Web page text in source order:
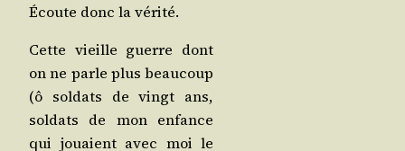
Écoute donc la vérité.
Cette vieille guerre dont
on ne parle plus beau­coup
(ô sol­dats de vingt ans,
sol­dats de mon enfance
qui jouaient avec moi le